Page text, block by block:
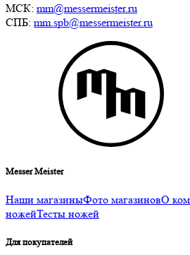
МСК: mm@messermeister.ru
СПБ: mm.spb@messermeister.ru
Messer Meister
Наши магазиныФото магазиновО
ножейТесты ножей
Для покупателей